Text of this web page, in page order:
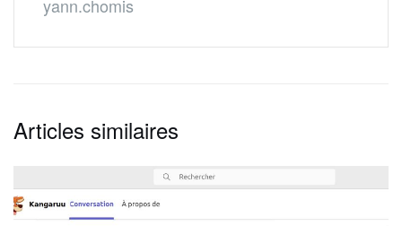
yann.chomis
Articles similaires